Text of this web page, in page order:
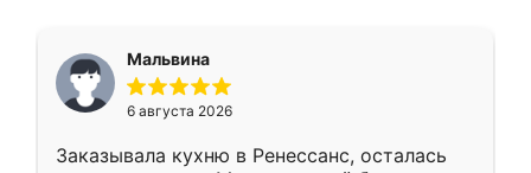
Мальвина
6 августа 2026
Заказывала кухню в Ренессанс, осталась